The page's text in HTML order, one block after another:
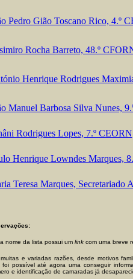
Pedro Gião Toscano Rico, 4.º
Rocha Barreto, 48.º
Henrique Rodrigues
Manuel Barbosa Silva Nunes,
Rodrigues Lopes, 7.º
Henrique Lowndes Marques,
Teresa Marques, Secretariado
nome da lista possui um link com uma breve
e variadas razões, desde motivos
foi possível até agora uma conseguir
e identificação de camaradas já